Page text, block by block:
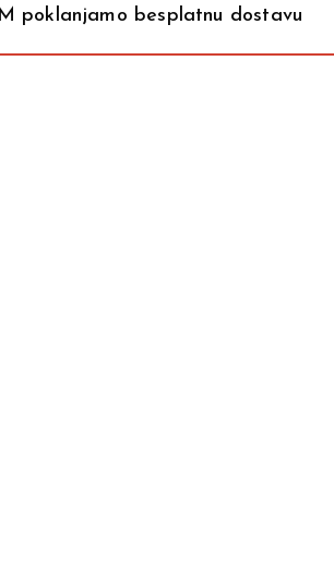
poklanjamo besplatnu dostavu